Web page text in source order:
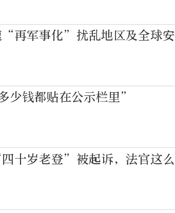
“再军事化”扰乱地区及全球安
钱都贴在公示栏里”
十岁老登”被起诉，法官这么